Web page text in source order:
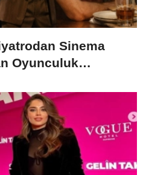
Sinema
Oyunculuk